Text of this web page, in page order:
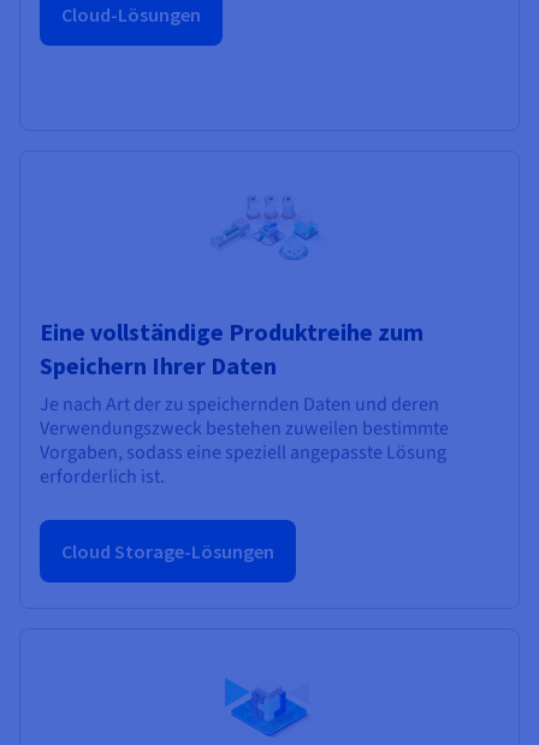
Cloud-Lösungen
Eine vollständige Produktreihe zum
Speichern Ihrer Daten
Je nach Art der zu speichernden Daten und deren
Verwendungszweck bestehen zuweilen bestimmte
Vorgaben, sodass eine speziell angepasste Lösung
erforderlich ist.
Cloud Storage-Lösungen